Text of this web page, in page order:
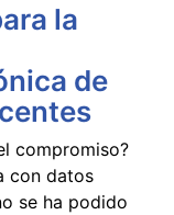
la
de
compromiso?
con datos
se ha podido